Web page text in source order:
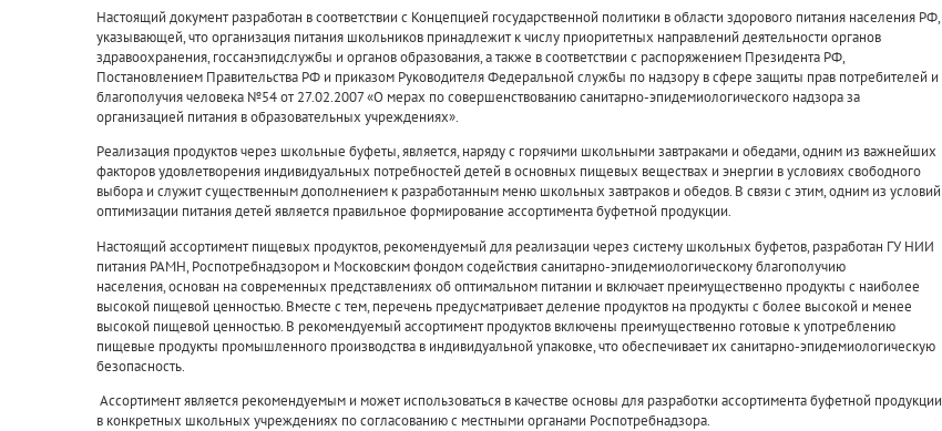
Настоящий документ разработан в соответствии с Концепцией государственной политики в области здорового питания населения РФ,
указывающей, что организация питания школьников принадлежит к числу приоритетных направлений деятельности органов
здравоохранения, госсанэпидслужбы и органов образования, а также в соответствии с распоряжением Президента РФ,
Постановлением Правительства РФ и приказом Руководителя Федеральной службы по надзору в сфере защиты прав потребителей и
благополучия человека №54 от 27.02.2007 «О мерах по совершенствованию санитарно-эпидемиологического надзора за
организацией питания в образовательных учреждениях».
Реализация продуктов через школьные буфеты, является, наряду с горячими школьными завтраками и обедами, одним из важнейших
факторов удовлетворения индивидуальных потребностей детей в основных пищевых веществах и энергии в условиях свободного
выбора и служит существенным дополнением к разработанным меню школьных завтраков и обедов. В связи с этим, одним из условий
оптимизации питания детей является правильное формирование ассортимента буфетной продукции.
Настоящий ассортимент пищевых продуктов, рекомендуемый для реализации через систему школьных буфетов, разработан ГУ НИИ
питания РАМН, Роспотребнадзором и Московским фондом содействия санитарно-эпидемиологическому благополучию
населения, основан на современных представлениях об оптимальном питании и включает преимущественно продукты с наиболее
высокой пищевой ценностью. Вместе с тем, перечень предусматривает деление продуктов на продукты с более высокой и менее
высокой пищевой ценностью. В рекомендуемый ассортимент продуктов включены преимущественно готовые к употреблению
пищевые продукты промышленного производства в индивидуальной упаковке, что обеспечивает их санитарно-эпидемиологическую
безопасность.
Ассортимент является рекомендуемым и может использоваться в качестве основы для разработки ассортимента буфетной продукции
в конкретных школьных учреждениях по согласованию с местными органами Роспотребнадзора.